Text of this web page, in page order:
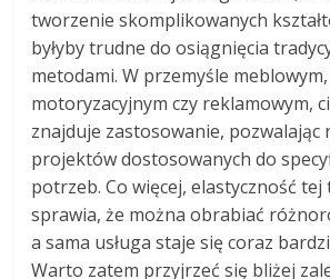
tworzenie skomplikowanych
byłyby trudne do osiągnięcia
metodami. W przemyśle meblowym,
motoryzacyjnym czy reklamowym,
znajduje zastosowanie, pozwalając
projektów dostosowanych do
potrzeb. Co więcej, elastyczność
sprawia, że można obrabiać
a sama usługa staje się coraz
Warto zatem przyjrzeć się bliżej